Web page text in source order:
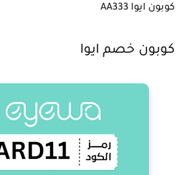
كوبون ايوا AA333
كوبون خصم ايوا